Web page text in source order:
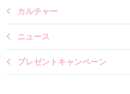
カルチャー
ニュース
プレゼントキャンペーン